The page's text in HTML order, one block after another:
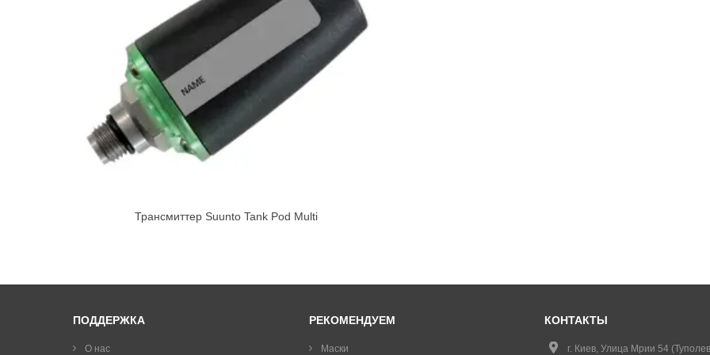
Трансмиттер Suunto Tank Pod Multi
ПОДДЕРЖКА
О нас
РЕКОМЕНДУЕМ
Маски
КОНТАКТЫ
г. Киев, Улица Мрии 54